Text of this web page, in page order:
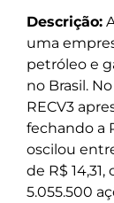
Descrição:
uma
petróleo e
no Brasil.
RECV3
fechando a
oscilou
de R$
5.055.500